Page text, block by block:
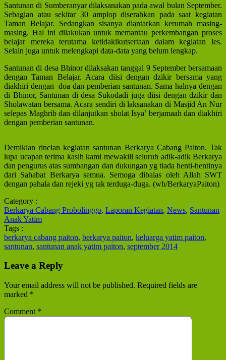
Santunan di Sumberanyar dilaksanakan pada awal bulan September.
Sebagian atau sekitar 30 amplop diserahkan pada saat kegiatan
Taman Belajar. Sedangkan sisanya diantarkan kerumah masing-
masing. Hal ini dilakukan untuk memantau perkembangan proses
belajar mereka terutama ketidakikutsertaan dalam kegiatan les.
Selain juga untuk melengkapi data-data yang belum lengkap.
Santunan di desa Bhinor dilaksakan tanggal 9 September bersamaan
dengan Taman Belajar. Acara diisi dengan dzikir bersama yang
diakhiri dengan doa dan pemberian santunan. Sama halnya dengan
di Bhinor, Santunan di desa Sukodadi juga diisi dengan dzikir dan
Sholawatan bersama. Acara sendiri di laksanakan di Masjid An Nur
selepas Maghrib dan dilanjutkan sholat Isya’ berjamaah dan diakhiri
dengan pemberian santunan.
Demikian rincian kegiatan santunan Berkarya Cabang Paiton. Tak
lupa ucapan terima kasih kami mewakili seluruh adik-adik Berkarya
dan pengurus atas sumbangan dan dukungan yg tiada henti-hentinya
dari Sahabat Berkarya semua. Semoga dibalas oleh Allah SWT
dengan pahala dan rejeki yg tak terduga-duga. (wh/BerkaryaPaiton)
Category :
Berkarya Cabang Probolinggo, Laporan Kegiatan, News, Santunan
Anak Yatim
Tags :
berkarya cabang paiton, berkarya paiton, keluarga yatim paiton,
santunan, santunan anak yatim paiton, september 2014
Leave a Reply
Your email address will not be published. Required fields are
marked *
Comment *